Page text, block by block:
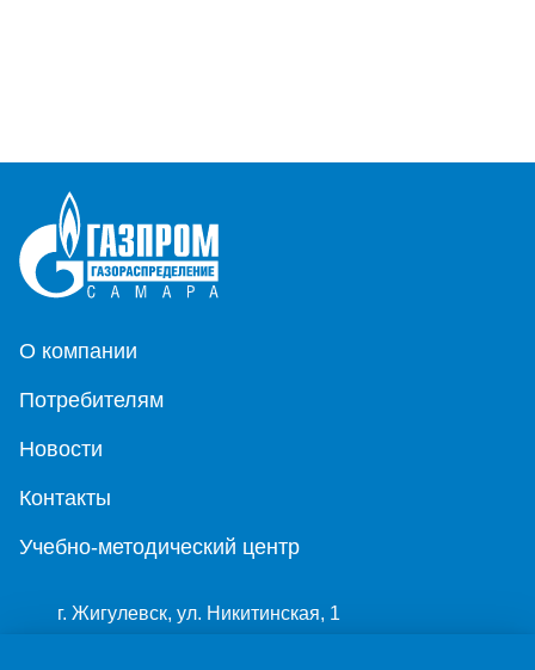
О компании
Потребителям
Новости
Контакты
Учебно-методический центр
г. Жигулевск, ул. Никитинская, 1